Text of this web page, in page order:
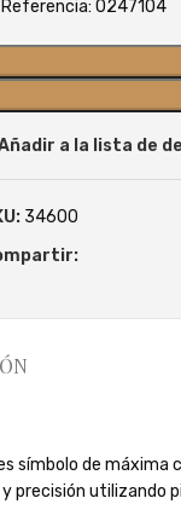
Referencia: 0247104
a la lista de
34600
símbolo de
precisión